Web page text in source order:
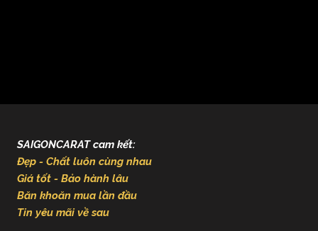
SAIGONCARAT cam kết:
Đẹp - Chất luôn cùng nhau
Giá tốt - Bảo hành lâu
Băn khoăn mua lần đầu
Tin yêu mãi về sau